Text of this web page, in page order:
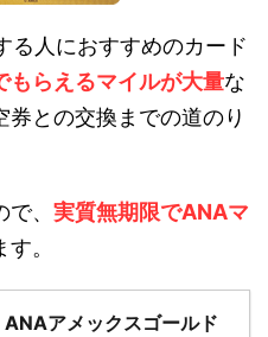
る人におすすめのカード
もらえるマイルが大量な
との交換までの道のり
、 実質無期限でANAマ
。
ANAアメックスゴールド